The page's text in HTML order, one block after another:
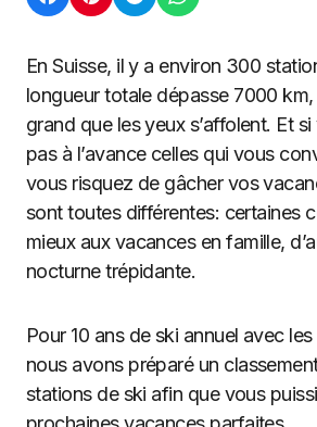
En Suisse, il y a environ 300
longueur totale dépasse 7000
grand que les yeux s’affolent. Et si
pas à l’avance celles qui vous
vous risquez de gâcher vos
sont toutes différentes: certaines
mieux aux vacances en famille,
nocturne trépidante.
Pour 10 ans de ski annuel avec
nous avons préparé un
stations de ski afin que vous